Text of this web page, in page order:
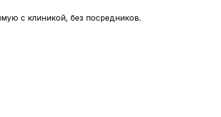
с клиникой, без посредников.